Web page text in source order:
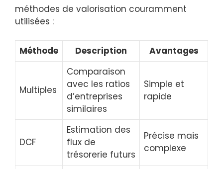
méthodes de valorisation couramment
utilisées :
Méthode Description Avantages
Multiples
Comparaison
avec les ratios
d’entreprises
similaires
Simple et
rapide
DCF
Estimation des
flux de
trésorerie futurs
Précise mais
complexe